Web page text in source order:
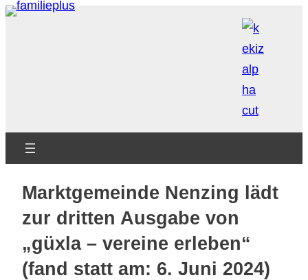
Zum
Marktgemeinde Nenzing lädt
zur dritten Ausgabe von
„güxla – vereine erleben“
(fand statt am: 6. Juni 2024)